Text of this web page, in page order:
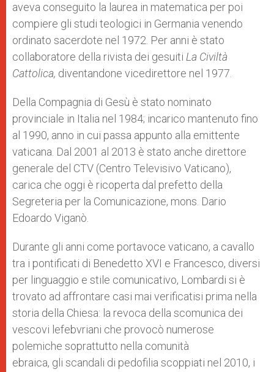
aveva conseguito la laurea in matematica per poi
compiere gli studi teologici in Germania venendo
ordinato sacerdote nel 1972. Per anni è stato
collaboratore della rivista dei gesuiti La Civiltà
Cattolica, diventandone vicedirettore nel 1977.
Della Compagnia di Gesù è stato nominato
provinciale in Italia nel 1984; incarico mantenuto fino
al 1990, anno in cui passa appunto alla emittente
vaticana. Dal 2001 al 2013 è stato anche direttore
generale del CTV (Centro Televisivo Vaticano),
carica che oggi è ricoperta dal prefetto della
Segreteria per la Comunicazione, mons. Dario
Edoardo Viganò.
Durante gli anni come portavoce vaticano, a cavallo
tra i pontificati di Benedetto XVI e Francesco, diversi
per linguaggio e stile comunicativo, Lombardi si è
trovato ad affrontare casi mai verificatisi prima nella
storia della Chiesa: la revoca della scomunica dei
vescovi lefebvriani che provocò numerose
polemiche soprattutto nella comunità
ebraica, gli scandali di pedofilia scoppiati nel 2010, i